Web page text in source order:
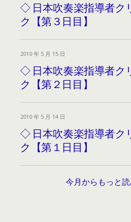
◇ 日本吹奏楽指導者ク
ク【第３日目】
2010 年 5 月 15 日
◇ 日本吹奏楽指導者ク
ク【第２日目】
2010 年 5 月 14 日
◇ 日本吹奏楽指導者ク
ク【第１日目】
今月からもっと